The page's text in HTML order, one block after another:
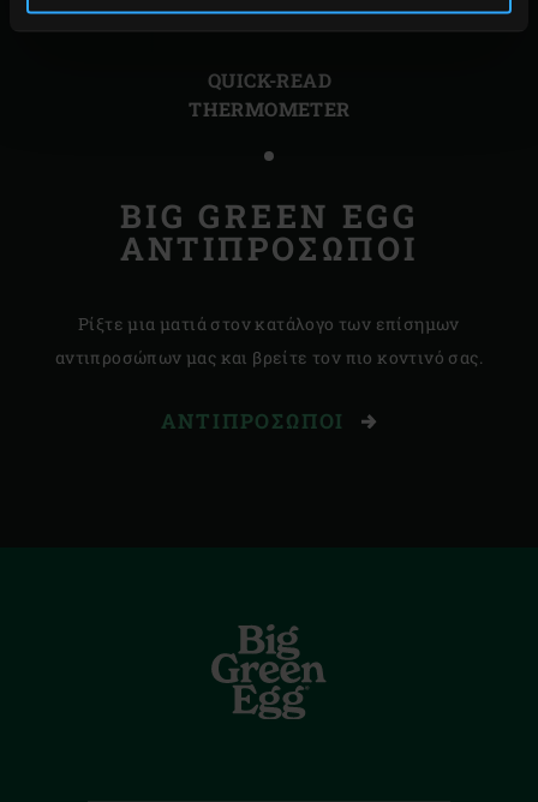
QUICK-READ
THERMOMETER
BIG GREEN EGG
ΑΝΤΙΠΡΟΣΩΠΟΙ
Ρίξτε μια ματιά στον κατάλογο των επίσημων
αντιπροσώπων μας και βρείτε τον πιο κοντινό σας.
ΑΝΤΙΠΡΌΣΩΠΟΙ